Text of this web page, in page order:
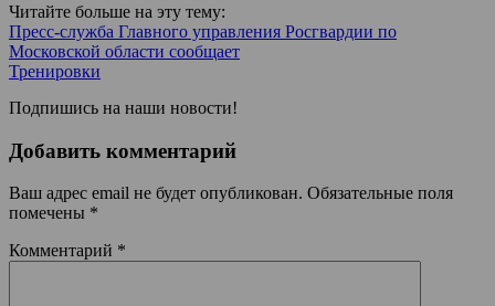
Читайте больше на эту тему:
Пресс-служба Главного управления Росгвардии по
Московской области сообщает
Тренировки
Подпишись на наши новости!
Добавить комментарий
Ваш адрес email не будет опубликован. Обязательные поля
помечены *
Комментарий *